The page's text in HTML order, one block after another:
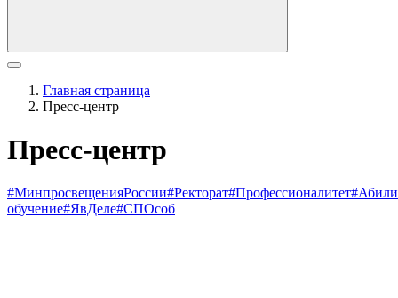
Главная страница
Пресс-центр
Пресс-центр
#МинпросвещенияРоссии#Ректорат#Профессионалитет
обучение#ЯвДеле#СПОсоб